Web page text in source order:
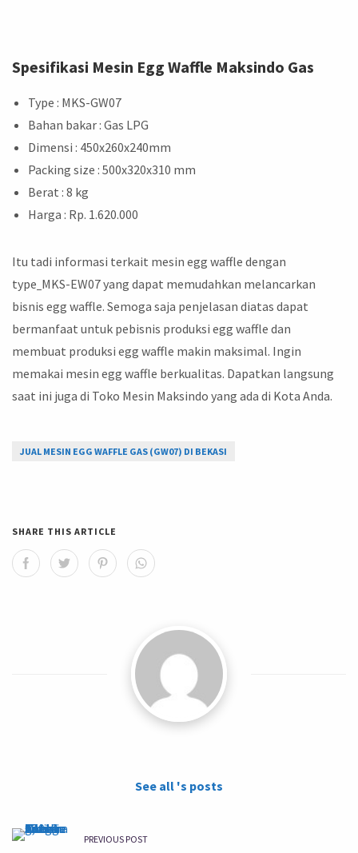
Spesifikasi Mesin Egg Waffle Maksindo Gas
Type : MKS-GW07
Bahan bakar : Gas LPG
Dimensi : 450x260x240mm
Packing size : 500x320x310 mm
Berat : 8 kg
Harga : Rp. 1.620.000
Itu tadi informasi terkait mesin egg waffle dengan
type MKS-EW07 yang dapat memudahkan melancarkan
bisnis egg waffle. Semoga saja penjelasan diatas dapat
bermanfaat untuk pebisnis produksi egg waffle dan
membuat produksi egg waffle makin maksimal. Ingin
memakai mesin egg waffle berkualitas. Dapatkan langsung
saat ini juga di Toko Mesin Maksindo yang ada di Kota Anda.
JUAL MESIN EGG WAFFLE GAS (GW07) DI BEKASI
SHARE THIS ARTICLE
See all 's posts
PREVIOUS POST